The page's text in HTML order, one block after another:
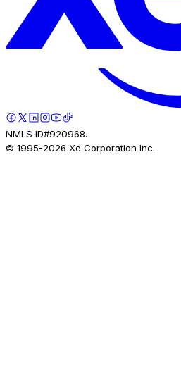
NMLS ID#920968.
© 1995-2026 Xe Corporation Inc.